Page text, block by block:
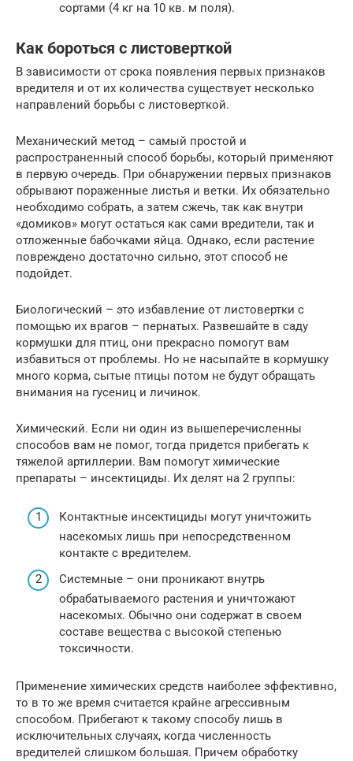
сортами (4 кг на 10 кв. м поля).
Как бороться с листоверткой
В зависимости от срока появления первых признаков
вредителя и от их количества существует несколько
направлений борьбы с листоверткой.
Механический метод – самый простой и
распространенный способ борьбы, который применяют
в первую очередь. При обнаружении первых признаков
обрывают пораженные листья и ветки. Их обязательно
необходимо собрать, а затем сжечь, так как внутри
«домиков» могут остаться как сами вредители, так и
отложенные бабочками яйца. Однако, если растение
повреждено достаточно сильно, этот способ не
подойдет.
Биологический – это избавление от листовертки с
помощью их врагов – пернатых. Развешайте в саду
кормушки для птиц, они прекрасно помогут вам
избавиться от проблемы. Но не насыпайте в кормушку
много корма, сытые птицы потом не будут обращать
внимания на гусениц и личинок.
Химический. Если ни один из вышеперечисленны
способов вам не помог, тогда придется прибегать к
тяжелой артиллерии. Вам помогут химические
препараты – инсектициды. Их делят на 2 группы:
Контактные инсектициды могут уничтожить
насекомых лишь при непосредственном
контакте с вредителем.
Системные – они проникают внутрь
обрабатываемого растения и уничтожают
насекомых. Обычно они содержат в своем
составе вещества с высокой степенью
токсичности.
Применение химических средств наиболее эффективно,
то в то же время считается крайне агрессивным
способом. Прибегают к такому способу лишь в
исключительных случаях, когда численность
вредителей слишком большая. Причем обработку